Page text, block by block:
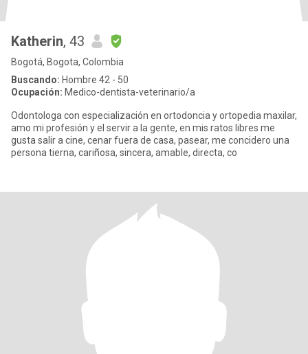
Katherin, 43
Bogotá, Bogota, Colombia
Buscando: Hombre 42 - 50
Ocupación: Medico-dentista-veterinario/a
Odontologa con especialización en ortodoncia y ortopedia maxilar,
amo mi profesión y el servir a la gente, en mis ratos libres me
gusta salir a cine, cenar fuera de casa, pasear, me concidero una
persona tierna, cariñosa, sincera, amable, directa, co